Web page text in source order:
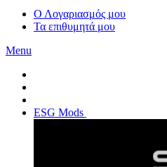
Ο Λογαριασμός μου
Τα επιθυμητά μου
Menu
ESG Mods